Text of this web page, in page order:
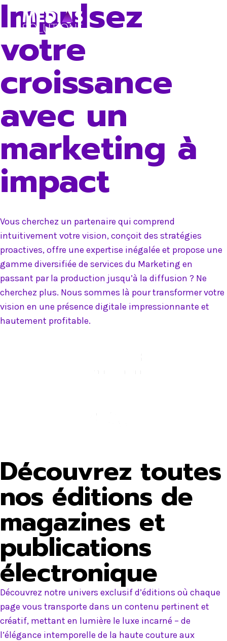
Skip
Impulsez
votre
croissance
avec un
marketing à
impact
Vous cherchez un partenaire qui comprend
intuitivement votre vision, conçoit des stratégies
proactives, offre une expertise inégalée et propose une
gamme diversifiée de services du Marketing en
passant par la production jusqu’à la diffusion ? Ne
cherchez plus. Nous sommes là pour transformer votre
vision en une présence digitale impressionnante et
hautement profitable.
Découvrez toutes
nos éditions de
magazines et
publications
électronique
Découvrez notre univers exclusif d’éditions où chaque
page vous transporte dans un contenu pertinent et
créatif, mettant en lumière le luxe incarné – de
l’élégance intemporelle de la haute couture aux